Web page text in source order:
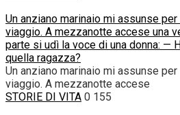
Un anziano marinaio mi assunse
viaggio. A mezzanotte accese una
parte si udì la voce di una donna: —
quella ragazza?
Un anziano marinaio mi assunse
viaggio. A mezzanotte accese
STORIE DI VITA 0 155